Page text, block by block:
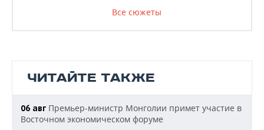
Все сюжеты
ЧИТАЙТЕ ТАКЖЕ
06 авг Премьер-министр Монголии примет участие в
Восточном экономическом форуме